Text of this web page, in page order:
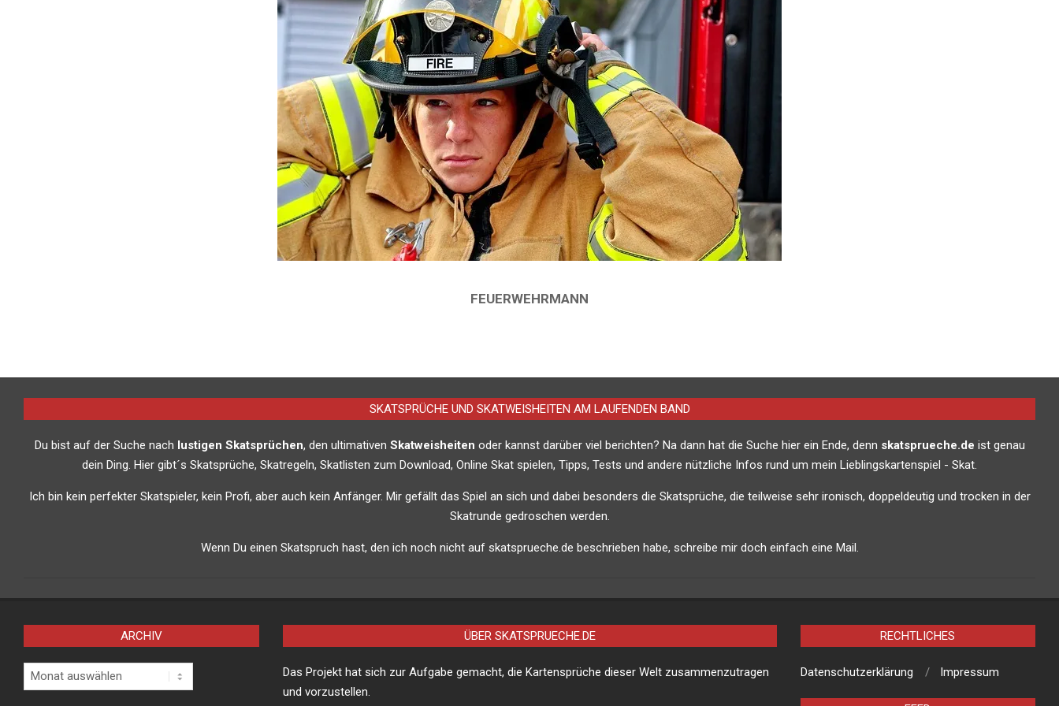
FEUERWEHRMANN
01-
SKATSPRÜCHE UND SKATWEISHEITEN AM LAUFENDEN BAND
Du bist auf der Suche nach lustigen Skatsprüchen, den ultimativen Skatweisheiten oder kannst darüber viel berichten? Na dann hat die Suche hier ein Ende, denn skatsprueche.de ist genau
dein Ding. Hier gibt´s Skatsprüche, Skatregeln, Skatlisten zum Download, Online Skat spielen, Tipps, Tests und andere nützliche Infos rund um mein Lieblingskartenspiel - Skat.
Ich bin kein perfekter Skatspieler, kein Profi, aber auch kein Anfänger. Mir gefällt das Spiel an sich und dabei besonders die Skatsprüche, die teilweise sehr ironisch, doppeldeutig und trocken in der
Skatrunde gedroschen werden.
Wenn Du einen Skatspruch hast, den ich noch nicht auf skatsprueche.de beschrieben habe, schreibe mir doch einfach eine Mail.
ARCHIV
Archiv
ÜBER SKATSPRUECHE.DE
Das Projekt hat sich zur Aufgabe gemacht, die Kartensprüche dieser Welt zusammenzutragen
und vorzustellen.
RECHTLICHES
Datenschutzerklärung Impressum